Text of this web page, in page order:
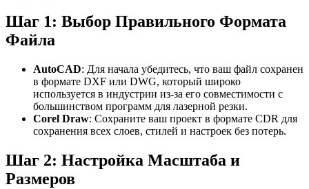
Шаг 1: Выбор Правильного Формата
Файла
AutoCAD: Для начала убедитесь, что ваш файл сохранен
в формате DXF или DWG, который широко
используется в индустрии из-за его совместимости с
большинством программ для лазерной резки.
Corel Draw: Сохраните ваш проект в формате CDR для
сохранения всех слоев, стилей и настроек без потерь.
Шаг 2: Настройка Масштаба и
Размеров